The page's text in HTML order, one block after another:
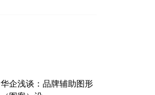
华企浅谈：品牌辅助图形